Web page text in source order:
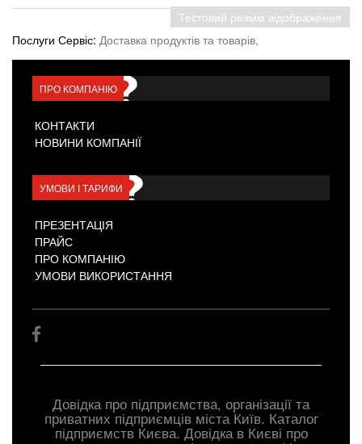
Тестовий режим відображення
Послуги Сервіс: Доставка продуктів та товарів,
ПРО КОМПАНІЮ
КОНТАКТИ
НОВИНИ КОМПАНІЇ
УМОВИ І ТАРИФИ
ПРЕЗЕНТАЦІЯ
ПРАЙС
ПРО КОМПАНІЮ
УМОВИ ВИКОРИСТАННЯ
Довідка про підприємства, організації та
приватних підприємців міста Київ. Каталог
підприємств Києва. Довідка в Києві про